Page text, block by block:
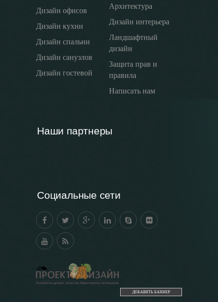
Дизайн офисов
Дизайн кухни
Дизайн спальни
Дизайн санузлов
Дизайн гостевой
Архитектура
Дизайн интерьера
Ландшафтный
дизайн
Защита прав и
правила
Написать нам
Наши партнеры
Социальные сети
ДОБАВИТЬ БАННЕР